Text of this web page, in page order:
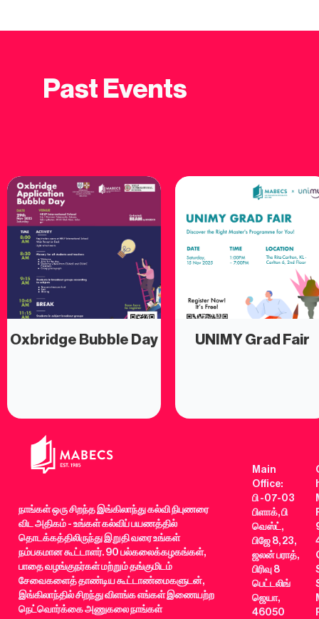
Past Events
Oxbridge Bubble Day UNIMY Grad Fair
நாங்கள் ஒரு சிறந்த இங்கிலாந்து கல்வி நிபுணரை
விட அதிகம் - உங்கள் கல்விப் பயணத்தில்
தொடக்கத்திலிருந்து இறுதி வரை உங்கள்
நம்பகமான கூட்டாளர். 90 பல்கலைக்கழகங்கள்,
பாதை வழங்குநர்கள் மற்றும் தங்குமிடம்
சேவைகளைத் தாண்டிய கூட்டாண்மைகளுடன்,
இங்கிலாந்தில் சிறந்து விளங்க எங்கள் இணையற்ற
நெட்வொர்க்கை அணுகலை நாங்கள்
Main
Office:
பி -07-03
பிளாக், பி
வெஸ்ட்,
பிஜே 8, 23,
ஜலன் பராத்,
பிரிவு 8
பெட்டலிங்
ஜெயா,
46050